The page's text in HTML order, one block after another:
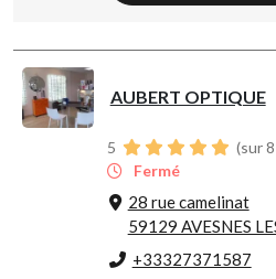
AUBERT OPTIQUE
5
(sur
Fermé
28 rue camelinat
59129 AVESNES
+33327371587